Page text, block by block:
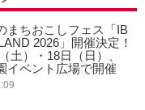
まちおこしフェス「IB
2026」開催決定！
土）・18日（日）、
イベント広場で開催